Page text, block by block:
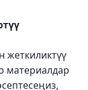
жеткиликтүү
материалдар